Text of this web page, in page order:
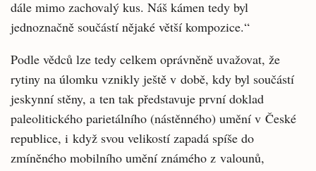
dále mimo zachovalý kus. Náš kámen tedy byl
jednoznačně součástí nějaké větší kompozice.“
Podle vědců lze tedy celkem oprávněně uvažovat, že
rytiny na úlomku vznikly ještě v době, kdy byl součástí
jeskynní stěny, a ten tak představuje první doklad
paleolitického parietálního (nástěnného) umění v České
republice, i když svou velikostí zapadá spíše do
zmíněného mobilního umění známého z valounů,